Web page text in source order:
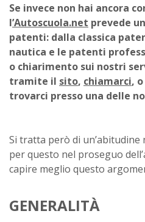
Se invece non hai ancora
l’Autoscuola.net prevede
patenti: dalla classica
nautica e le patenti
o chiarimento sui nostri
tramite il sito, chiamarci,
trovarci presso una delle
Si tratta però di
per questo nel proseguo
capire meglio questo
GENERALITÀ